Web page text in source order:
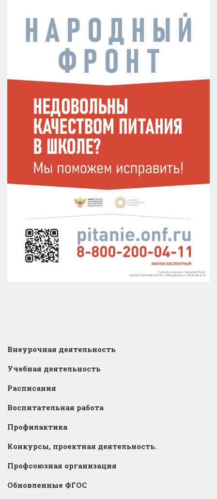
Внеурочная деятельность
Учебная деятельность
Расписания
Воспитательная работа
Профилактика
Конкурсы, проектная деятельность.
Профсоюзная организация
Обновленные ФГОС